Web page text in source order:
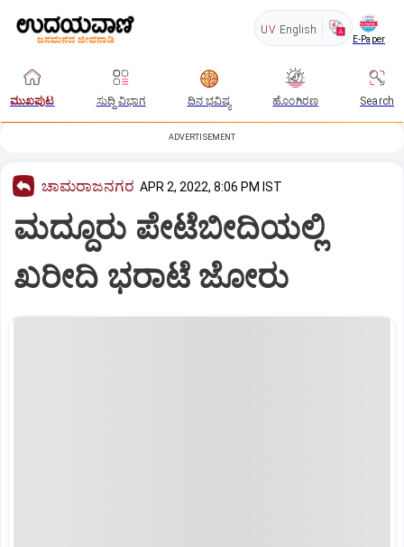
UV English
E-Paper
ಮುಖಪುಟ ಸುದ್ದಿ ವಿಭಾಗ ದಿನ ಭವಿಷ್ಯ ಹೊಂಗಿರಣ Search
ADVERTISEMENT
ಚಾಮರಾಜನಗರ APR 2, 2022, 8:06 PM IST
ಮದ್ದೂರು ಪೇಟೆಬೀದಿಯಲ್ಲಿ
ಖರೀದಿ ಭರಾಟೆ ಜೋರು